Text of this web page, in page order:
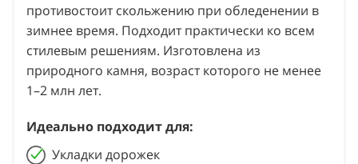
противостоит скольжению при обледенении в
зимнее время. Подходит практически ко всем
стилевым решениям. Изготовлена из
природного камня, возраст которого не менее
1–2 млн лет.
Идеально подходит для:
Укладки дорожек